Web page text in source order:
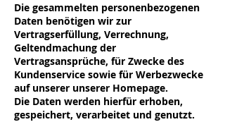
Die gesammelten personenbezogenen
Daten benötigen wir zur
Vertragserfüllung, Verrechnung,
Geltendmachung der
Vertragsansprüche, für Zwecke des
Kundenservice sowie für Werbezwecke
auf unserer unserer Homepage.
Die Daten werden hierfür erhoben,
gespeichert, verarbeitet und genutzt.